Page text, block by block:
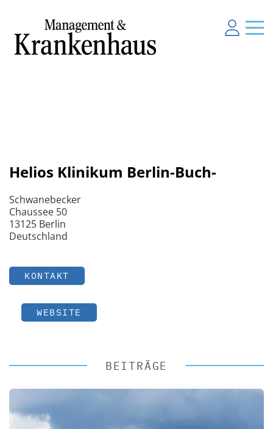
Helios Klinikum Berlin-Buch-
Schwanebecker
Chaussee 50
13125 Berlin
Deutschland
KONTAKT
WEBSITE
BEITRÄGE